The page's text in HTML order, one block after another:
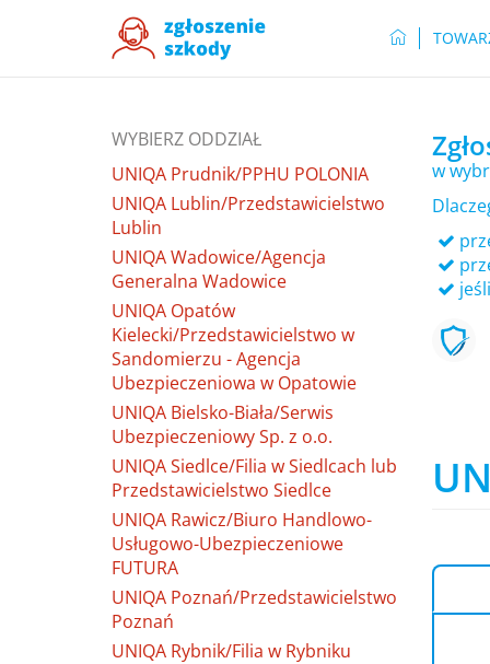
WYBIERZ ODDZIAŁ
UNIQA Prudnik/PPHU POLONIA
UNIQA Lublin/Przedstawicielstwo
Lublin
UNIQA Wadowice/Agencja
Generalna Wadowice
UNIQA Opatów
Kielecki/Przedstawicielstwo w
Sandomierzu - Agencja
Ubezpieczeniowa w Opatowie
UNIQA Bielsko-Biała/Serwis
Ubezpieczeniowy Sp. z o.o.
UNIQA Siedlce/Filia w Siedlcach lub
Przedstawicielstwo Siedlce
UNIQA Rawicz/Biuro Handlowo-
Usługowo-Ubezpieczeniowe
FUTURA
UNIQA Poznań/Przedstawicielstwo
Poznań
UNIQA Rybnik/Filia w Rybniku
w